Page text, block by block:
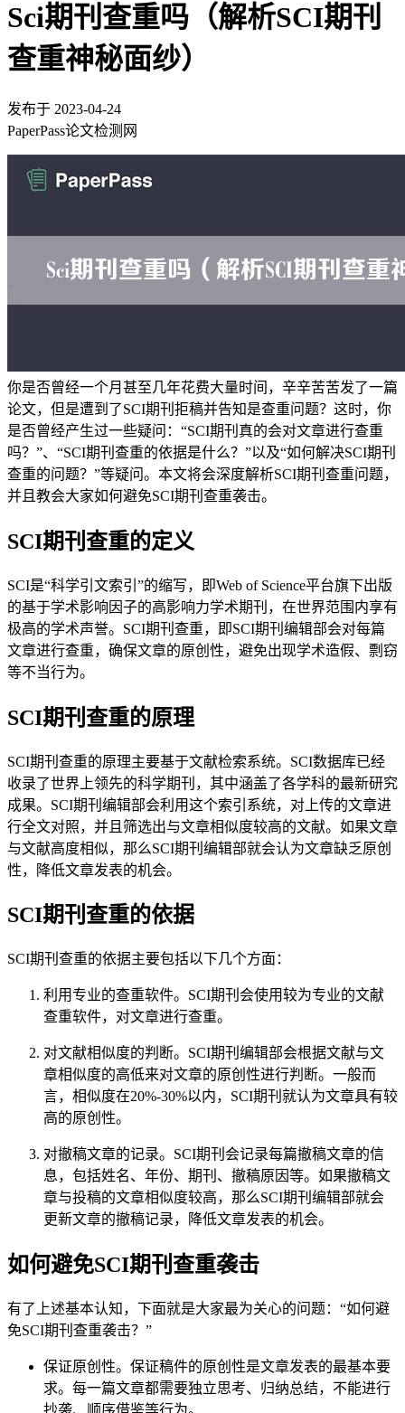
Sci期刊查重吗（解析SCI期刊
查重神秘面纱）
发布于 2023-04-24
PaperPass论文检测网
你是否曾经一个月甚至几年花费大量时间，辛辛苦苦发了一篇
论文，但是遭到了SCI期刊拒稿并告知是查重问题？这时，你
是否曾经产生过一些疑问：“SCI期刊真的会对文章进行查重
吗？”、“SCI期刊查重的依据是什么？”以及“如何解决SCI期刊
查重的问题？”等疑问。本文将会深度解析SCI期刊查重问题，
并且教会大家如何避免SCI期刊查重袭击。
SCI期刊查重的定义
SCI是“科学引文索引”的缩写，即Web of Science平台旗下出版
的基于学术影响因子的高影响力学术期刊，在世界范围内享有
极高的学术声誉。SCI期刊查重，即SCI期刊编辑部会对每篇
文章进行查重，确保文章的原创性，避免出现学术造假、剽窃
等不当行为。
SCI期刊查重的原理
SCI期刊查重的原理主要基于文献检索系统。SCI数据库已经
收录了世界上领先的科学期刊，其中涵盖了各学科的最新研究
成果。SCI期刊编辑部会利用这个索引系统，对上传的文章进
行全文对照，并且筛选出与文章相似度较高的文献。如果文章
与文献高度相似，那么SCI期刊编辑部就会认为文章缺乏原创
性，降低文章发表的机会。
SCI期刊查重的依据
SCI期刊查重的依据主要包括以下几个方面：
利用专业的查重软件。SCI期刊会使用较为专业的文献
查重软件，对文章进行查重。
对文献相似度的判断。SCI期刊编辑部会根据文献与文
章相似度的高低来对文章的原创性进行判断。一般而
言，相似度在20%-30%以内，SCI期刊就认为文章具有较
高的原创性。
对撤稿文章的记录。SCI期刊会记录每篇撤稿文章的信
息，包括姓名、年份、期刊、撤稿原因等。如果撤稿文
章与投稿的文章相似度较高，那么SCI期刊编辑部就会
更新文章的撤稿记录，降低文章发表的机会。
如何避免SCI期刊查重袭击
有了上述基本认知，下面就是大家最为关心的问题：“如何避
免SCI期刊查重袭击？”
保证原创性。保证稿件的原创性是文章发表的最基本要
求。每一篇文章都需要独立思考、归纳总结，不能进行